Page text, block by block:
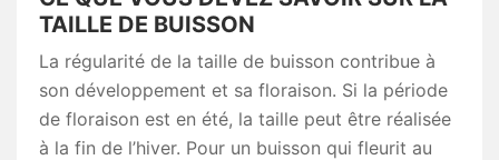
TAILLE DE BUISSON
La régularité de la taille de buisson contribue à
son développement et sa floraison. Si la période
de floraison est en été, la taille peut être réalisée
à la fin de l’hiver. Pour un buisson qui fleurit au